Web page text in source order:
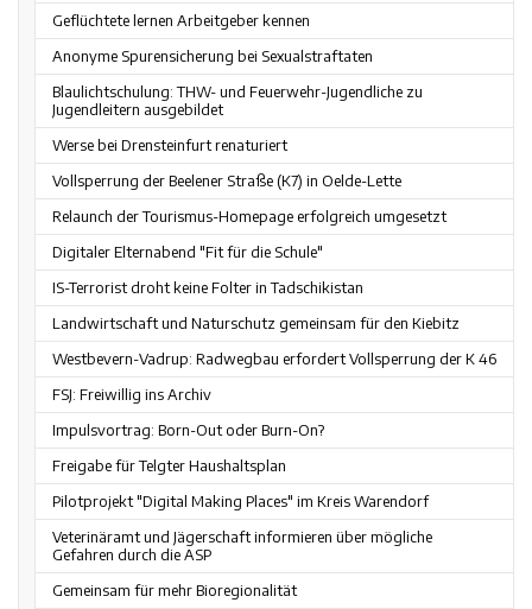
Geflüchtete lernen Arbeitgeber kennen
Anonyme Spurensicherung bei Sexualstraftaten
Blaulichtschulung: THW- und Feuerwehr-Jugendliche zu
Jugendleitern ausgebildet
Werse bei Drensteinfurt renaturiert
Vollsperrung der Beelener Straße (K7) in Oelde-Lette
Relaunch der Tourismus-Homepage erfolgreich umgesetzt
Digitaler Elternabend "Fit für die Schule"
IS-Terrorist droht keine Folter in Tadschikistan
Landwirtschaft und Naturschutz gemeinsam für den Kiebitz
Westbevern-Vadrup: Radwegbau erfordert Vollsperrung der K 46
FSJ: Freiwillig ins Archiv
Impulsvortrag: Born-Out oder Burn-On?
Freigabe für Telgter Haushaltsplan
Pilotprojekt "Digital Making Places" im Kreis Warendorf
Veterinäramt und Jägerschaft informieren über mögliche
Gefahren durch die ASP
Gemeinsam für mehr Bioregionalität